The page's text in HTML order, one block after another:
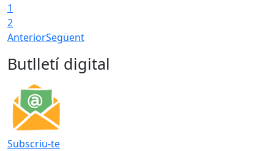
1
2
AnteriorSegüent
Butlletí digital
Subscriu-te